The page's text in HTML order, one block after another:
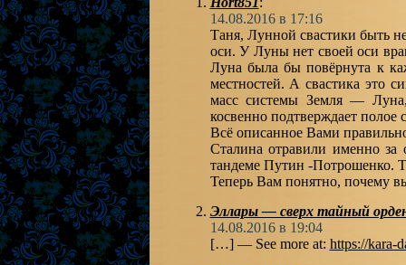
14.08.2016 в 17:16
Таня, Лунной свастики быть
оси. У Луны нет своей оси
Луна была бы повёрнута к
местностей. А свастика это
масс системы Земля —
косвенно подтверждает полое
Всё описанное Вами
Сталина отравили именно
тандеме Путин -Потрошенко.
Теперь Вам понятно, почему
Эллары — сверх тайный
14.08.2016 в 19:04
[…] — See more at: https://kara-